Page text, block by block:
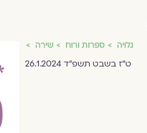
גלויה ספרות ורוח שירה
ט״ז בשבט תשפ״ד 26.1.2024
*